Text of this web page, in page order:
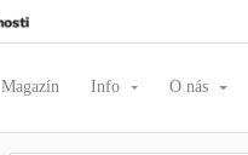
Magazín Info O nás